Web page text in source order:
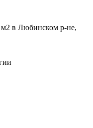
в Любинском р-не,